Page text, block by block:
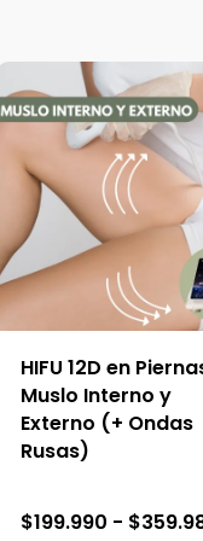
HIFU 12D en
Muslo Interno y
Externo (+ Ondas
Rusas)
$199.990 - $